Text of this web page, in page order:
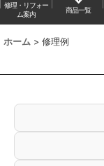
修理・リフォー
ム案内
商品一覧
ホーム > 修理例